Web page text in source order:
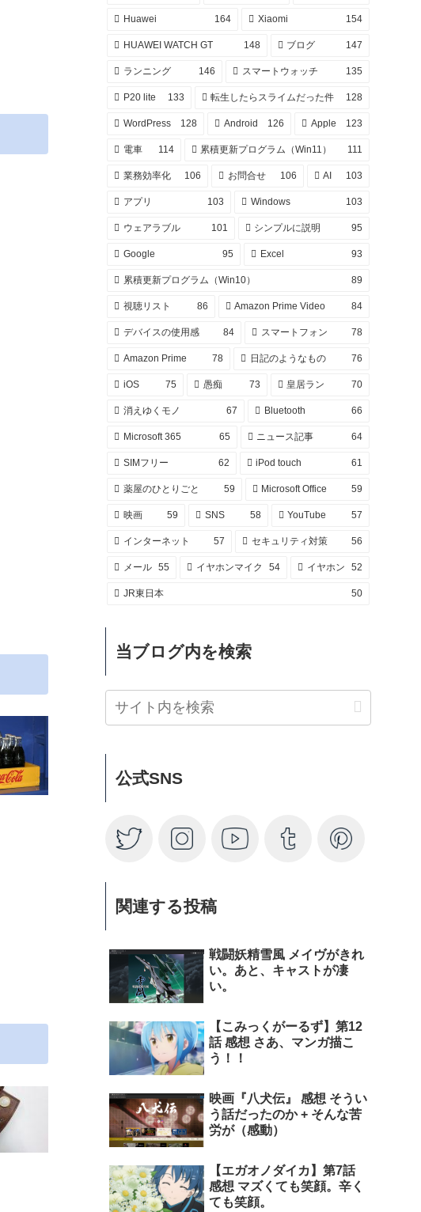
Huawei 164 Xiaomi 154
HUAWEI WATCH GT 148 ブログ 147
ランニング 146 スマートウォッチ 135
P20 lite 133 転生したらスライムだった件 128
WordPress 128 Android 126 Apple 123
電車 114 累積更新プログラム（Win11） 111
業務効率化 106 お問合せ 106 AI 103
アプリ 103 Windows 103
ウェアラブル 101 シンプルに説明 95
Google 95 Excel 93
累積更新プログラム（Win10） 89
視聴リスト 86 Amazon Prime Video 84
デバイスの使用感 84 スマートフォン 78
Amazon Prime 78 日記のようなもの 76
iOS 75 愚痴 73 皇居ラン 70
消えゆくモノ 67 Bluetooth 66
Microsoft 365 65 ニュース記事 64
SIMフリー 62 iPod touch 61
薬屋のひとりごと 59 Microsoft Office 59
映画 59 SNS 58 YouTube 57
インターネット 57 セキュリティ対策 56
メール 55 イヤホンマイク 54 イヤホン 52
JR東日本 50
当ブログ内を検索
公式SNS
関連する投稿
戦闘妖精雪風 メイヴがきれ
い。あと、キャストが凄
い。
【こみっくがーるず】第12
話 感想 さあ、マンガ描こ
う！！
映画『八犬伝』 感想 そうい
う話だったのか + そんな苦
労が（感動）
【エガオノダイカ】第7話
感想 マズくても笑顔。辛く
ても笑顔。